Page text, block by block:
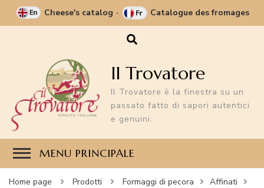
Cheese's catalog - Catalogue des fromages
Il Trovatore
Il Trovatore è la finestra su un
passato fatto di sapori autentici
e genuini.
MENU PRINCIPALE
Home page Prodotti Formaggi di pecora
Affinati